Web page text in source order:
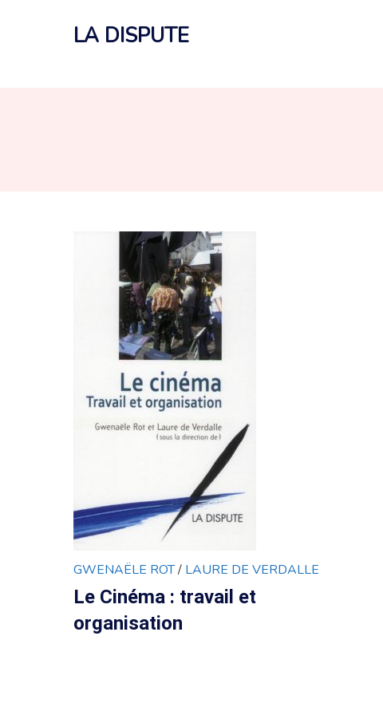
LA DISPUTE
GWENAËLE ROT/ LAURE DE VERDALLE
Le Cinéma : travail et
organisation